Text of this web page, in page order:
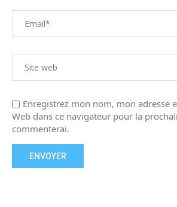
Enregistrez mon nom, mon adresse
Web dans ce navigateur pour la
commenterai.